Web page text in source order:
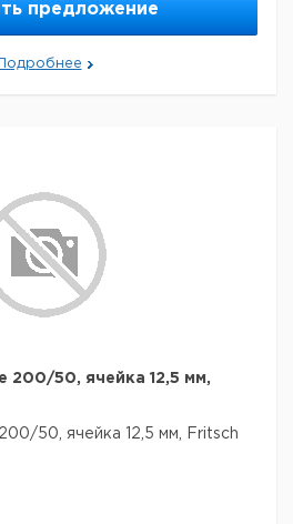
предложение
Подробнее
200/50, ячейка 12,5 мм,
50, ячейка 12,5 мм, Fritsch